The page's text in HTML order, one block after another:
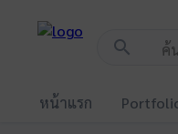
search
หน้าแรก